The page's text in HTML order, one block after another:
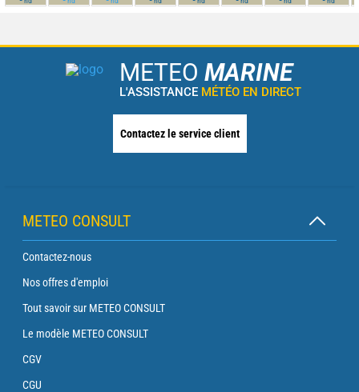
METEO MARINE
L'ASSISTANCE MÉTÉO EN DIRECT
Contactez le service client
METEO CONSULT
Contactez-nous
Nos offres d'emploi
Tout savoir sur METEO CONSULT
Le modèle METEO CONSULT
CGV
CGU